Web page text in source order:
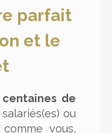
parfait
et le
de
salariés(es) ou
vous,